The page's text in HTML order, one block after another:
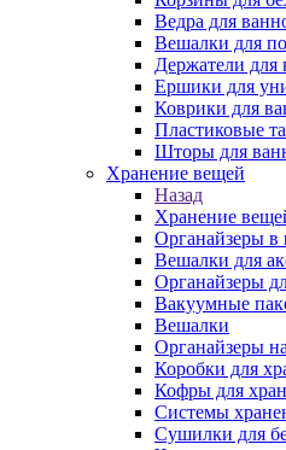
Ведра для
Вешалки для
Держатели для
Ершики для
Коврики для
Пластиковые
Шторы для
Хранение вещей
Назад
Хранение
Органайзеры
Вешалки для
Органайзеры
Вакуумные
Вешалки
Органайзеры
Коробки для
Кофры для
Системы
Сушилки для